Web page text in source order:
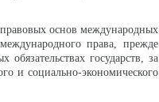
правовых основ международных
права, прежде
государств, за
и социально-экономического